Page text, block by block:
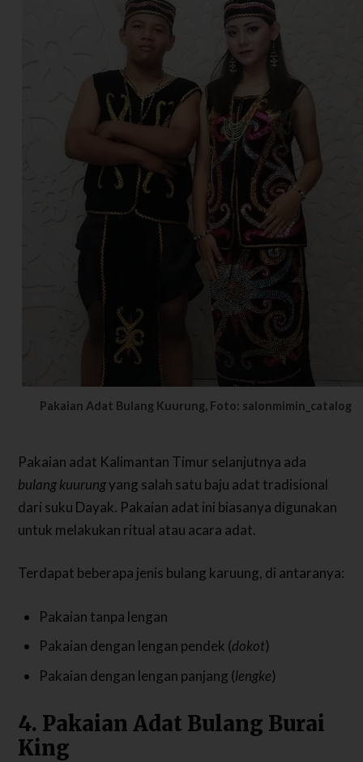
Pakaian Adat Bulang Kuurung, Foto: salonmimin_catalog
Pakaian adat Kalimantan Timur selanjutnya ada
bulang kuurungyang salah satu baju adat tradisional
dari suku Dayak. Pakaian adat ini biasanya digunakan
untuk melakukan ritual atau acara adat.
Terdapat beberapa jenis bulang karuung, di antaranya:
Pakaian tanpa lengan
Pakaian dengan lengan pendek (dokot)
Pakaian dengan lengan panjang (lengke)
4. Pakaian Adat Bulang Burai
King